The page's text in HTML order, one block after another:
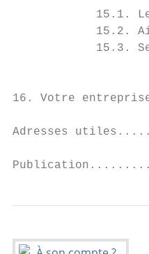
15.1.
15.2.
15.3.
16. Votre
Adresses